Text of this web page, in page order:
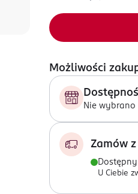
Możliwości
Nie wybrano
Zamów
Dostępny
U Ciebie